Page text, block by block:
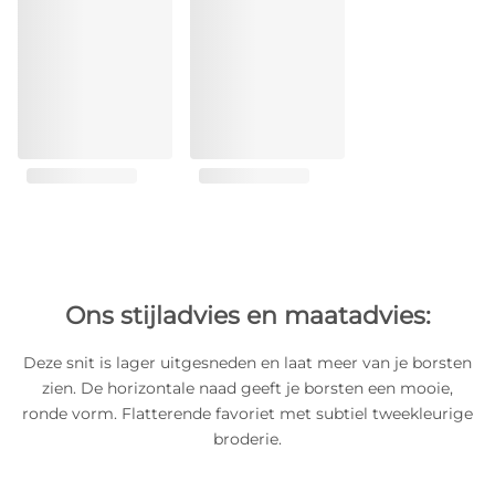
Ons stijladvies en maatadvies:
Deze snit is lager uitgesneden en laat meer van je borsten
zien. De horizontale naad geeft je borsten een mooie,
ronde vorm. Flatterende favoriet met subtiel tweekleurige
broderie.